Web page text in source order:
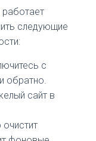
работает
следующие
с
обратно.
сайт в
очистит